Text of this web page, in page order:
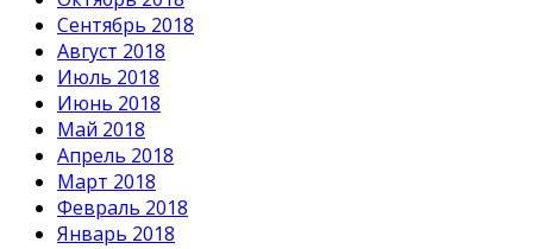
Сентябрь 2018
Август 2018
Июль 2018
Июнь 2018
Май 2018
Апрель 2018
Март 2018
Февраль 2018
Январь 2018